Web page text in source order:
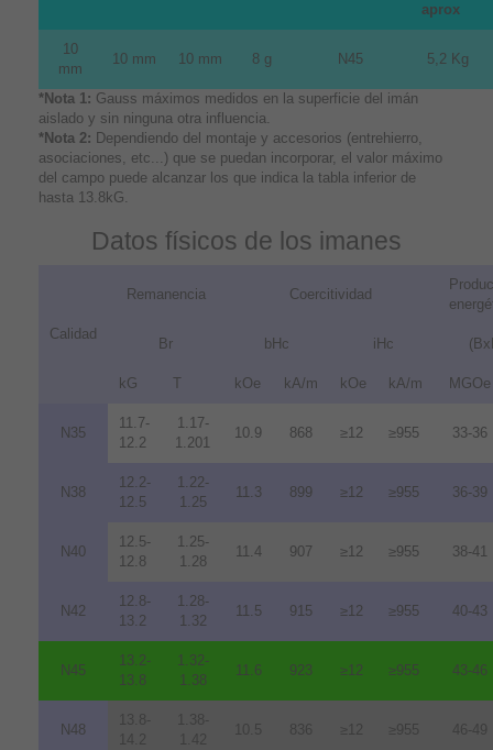
aprox
10
mm
10 mm 10 mm 8 g N45 5,2 Kg
*Nota 1: Gauss máximos medidos en la superficie del imán
aislado y sin ninguna otra influencia.
*Nota 2: Dependiendo del montaje y accesorios (entrehierro,
asociaciones, etc...) que se puedan incorporar, el valor máximo
del campo puede alcanzar los que indica la tabla inferior de
hasta 13.8kG.
Datos físicos de los imanes
Calidad
Remanencia Coercitividad
Br bHc iHc
kG T kOe kA/m kOe kA/m MGOe
N35
11.7-
12.2
1.17-
1.201
10.9 868 ≥12 ≥955 33-36
N38
12.2-
12.5
1.22-
1.25
11.3 899 ≥12 ≥955 36-39
N40
12.5-
12.8
1.25-
1.28
11.4 907 ≥12 ≥955 38-41
N42
12.8-
13.2
1.28-
1.32
11.5 915 ≥12 ≥955 40-43
N45
13.2-
13.8
1.32-
1.38
11.6 923 ≥12 ≥955 43-46
N48
13.8-
14.2
1.38-
1.42
10.5 836 ≥12 ≥955 46-49